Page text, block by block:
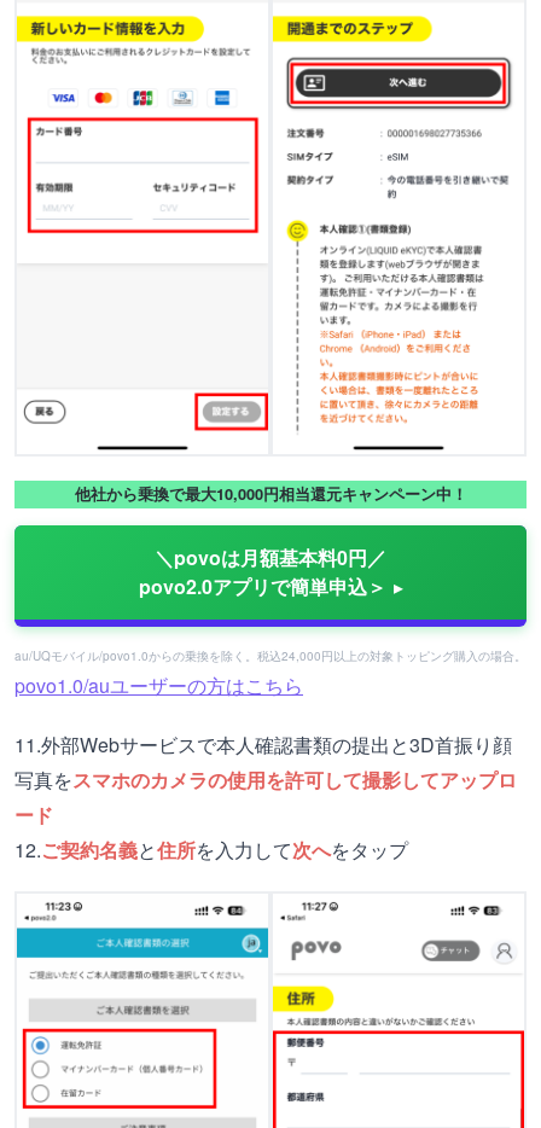
他社から乗換で最大10,000円相当還元キャンペーン中！
＼povoは月額基本料0円／
povo2.0アプリで簡単申込＞
au/UQモバイル/povo1.0からの乗換を除く。税込24,000円以上の対象トッピング購入の場合。
povo1.0/auユーザーの方はこちら
11.外部Webサービスで本人確認書類の提出と3D首振り顔
写真をスマホのカメラの使用を許可して撮影してアップロ
ード
12.ご契約名義と住所を入力して次へをタップ